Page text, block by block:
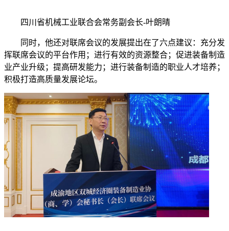
四川省机械工业联合会常务副会长-叶朗晴
同时，他还对联席会议的发展提出在了六点建议：充分发
挥联席会议的平台作用；进行有效的资源整合；促进装备制造
业产业升级；提高研发能力；进行装备制造的职业人才培养；
积极打造高质量发展论坛。